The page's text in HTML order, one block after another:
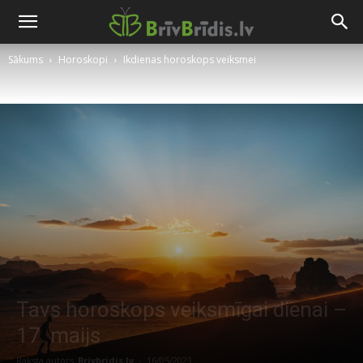
Sākums Horoskopi Ikdienas horoskops veiksmei
Tavs horoskops veiksmīgai dienai –
17. maijs
Raksta autors Brivbridis.lv 16/05/2023